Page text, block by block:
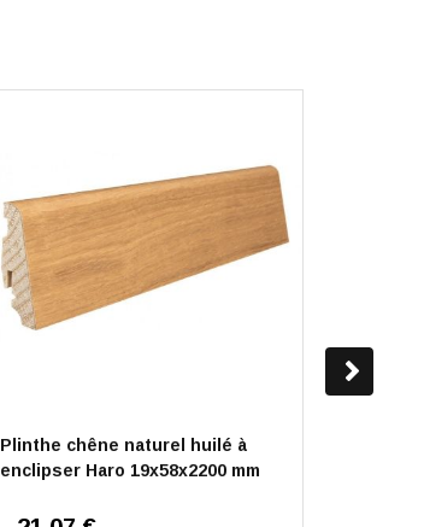
Plinthe chêne naturel huilé à
enclipser Haro 19x58x2200 mm